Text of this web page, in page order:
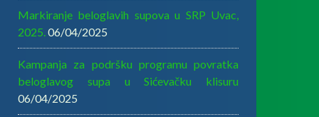
Markiranje beloglavih supova u SRP Uvac,
2025. 06/04/2025
Kampanja za podršku programu povratka
beloglavog supa u Sićevačku klisuru
06/04/2025